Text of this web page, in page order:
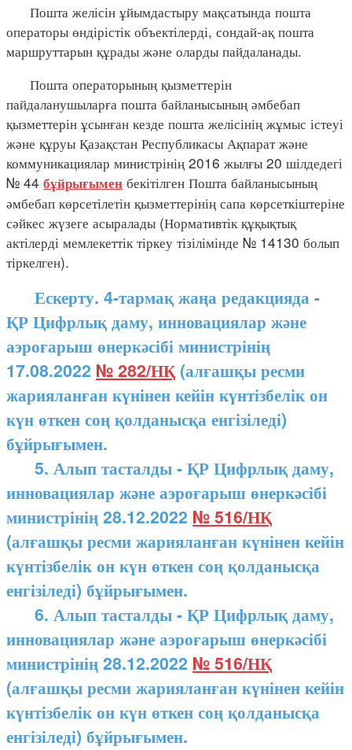
Пошта желісін ұйымдастыру мақсатында пошта
операторы өндірістік объектілерді, сондай-ақ пошта
маршруттарын құрады және оларды пайдаланады.
Пошта операторының қызметтерін
пайдаланушыларға пошта байланысының әмбебап
қызметтерін ұсынған кезде пошта желісінің жұмыс істеуі
және құруы Қазақстан Республикасы Ақпарат және
коммуникациялар министрінің 2016 жылғы 20 шілдедегі
№ 44 бұйрығымен бекітілген Пошта байланысының
әмбебап көрсетілетін қызметтерінің сапа көрсеткіштеріне
сәйкес жүзеге асыралады (Нормативтік құқықтық
актілерді мемлекеттік тіркеу тізілімінде № 14130 болып
тіркелген).
Ескерту. 4-тармақ жаңа редакцияда -
ҚР Цифрлық даму, инновациялар және
аэроғарыш өнеркәсібі министрінің
17.08.2022 № 282/НҚ (алғашқы ресми
жарияланған күнінен кейін күнтізбелік он
күн өткен соң қолданысқа енгізіледі)
бұйрығымен.
5. Алып тасталды - ҚР Цифрлық даму,
инновациялар және аэроғарыш өнеркәсібі
министрінің 28.12.2022 № 516/НҚ
(алғашқы ресми жарияланған күнінен кейін
күнтізбелік он күн өткен соң қолданысқа
енгізіледі) бұйрығымен.
6. Алып тасталды - ҚР Цифрлық даму,
инновациялар және аэроғарыш өнеркәсібі
министрінің 28.12.2022 № 516/НҚ
(алғашқы ресми жарияланған күнінен кейін
күнтізбелік он күн өткен соң қолданысқа
енгізіледі) бұйрығымен.